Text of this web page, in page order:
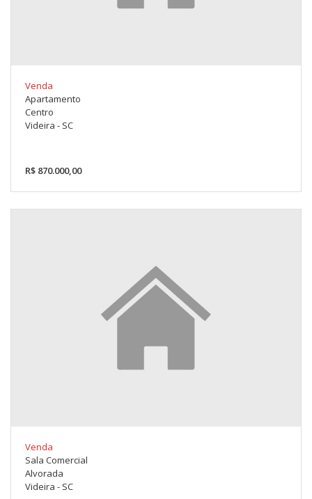
Venda
Apartamento
Centro
Videira - SC
R$ 870.000,00
Venda
Sala Comercial
Alvorada
Videira - SC